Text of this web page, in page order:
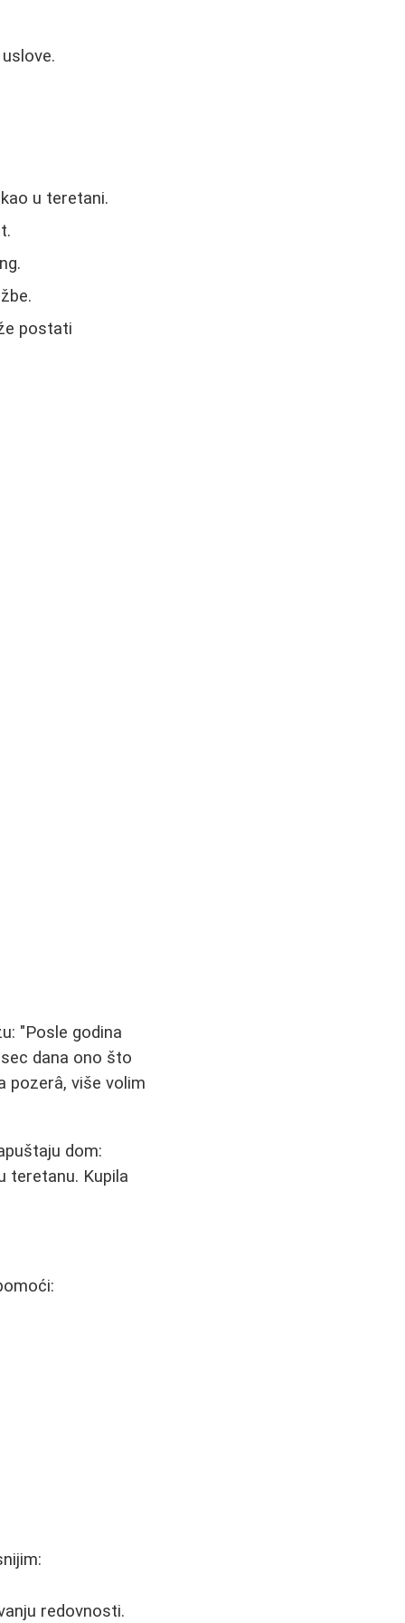
u teretani.
postati
"Posle godina
dana ono što
pozerâ, više volim
dom:
teretanu. Kupila
redovnosti.